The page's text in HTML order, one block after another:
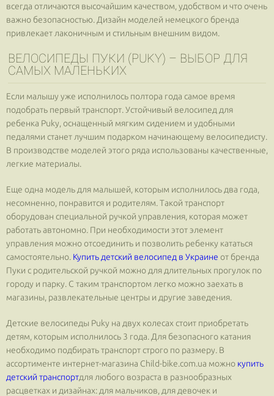
всегда отличаются высочайшим качеством, удобством и что очень
важно безопасностью. Дизайн моделей немецкого бренда
привлекает лаконичным и стильным внешним видом.
ВЕЛОСИПЕДЫ ПУКИ (PUKY) – ВЫБОР ДЛЯ
САМЫХ МАЛЕНЬКИХ
Если малышу уже исполнилось полтора года самое время
подобрать первый транспорт. Устойчивый велосипед для
ребенка Puky, оснащенный мягким сидением и удобными
педалями станет лучшим подарком начинающему велосипедисту.
В производстве моделей этого ряда использованы качественные,
легкие материалы.
Еще одна модель для малышей, которым исполнилось два года,
несомненно, понравится и родителям. Такой транспорт
оборудован специальной ручкой управления, которая может
работать автономно. При необходимости этот элемент
управления можно отсоединить и позволить ребенку кататься
самостоятельно. Купить детский велосипед в Украине от бренда
Пуки с родительской ручкой можно для длительных прогулок по
городу и парку. С таким транспортом легко можно заехать в
магазины, развлекательные центры и другие заведения.
Детские велосипеды Puky на двух колесах стоит приобретать
детям, которым исполнилось 3 года. Для безопасного катания
необходимо подбирать транспорт строго по размеру. В
ассортименте интернет-магазина Сhild-bike.com.ua можно купить
детский транспортдля любого возраста в разнообразных
расцветках и дизайнах: для мальчиков, для девочек и